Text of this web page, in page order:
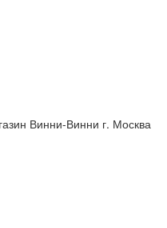
Винни-Винни г. Москва